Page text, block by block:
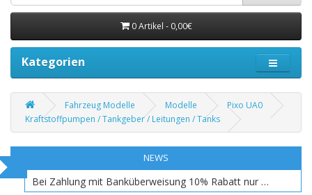
0 Artikel - 0,00€
Kategorien
Fahrzeug Modelle Modelle
Pixo UA0
Kraftstoffpumpen / Tankgeber / Leitungen / Tanks
NEWS
Bei Zahlung mit Banküberweisung 10% Rabatt nur EU Raum